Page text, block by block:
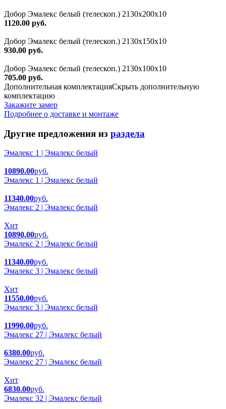
Добор Эмалекс белый (телескоп.) 2130х200х10
1120.00 руб.
Добор Эмалекс белый (телескоп.) 2130х150х10
930.00 руб.
Добор Эмалекс белый (телескоп.) 2130х100х10
705.00 руб.
Дополнительная комплектацияСкрыть дополнительную
комплектацию
Закажите замер
Подробнее о доставке и монтаже
Другие предложения из раздела
Эмалекс 1 | Эмалекс белый
10890.00руб.
Эмалекс 1 | Эмалекс белый
11340.00руб.
Эмалекс 2 | Эмалекс белый
Хит
10890.00руб.
Эмалекс 2 | Эмалекс белый
11340.00руб.
Эмалекс 3 | Эмалекс белый
Хит
11550.00руб.
Эмалекс 3 | Эмалекс белый
11990.00руб.
Эмалекс 27 | Эмалекс белый
6380.00руб.
Эмалекс 27 | Эмалекс белый
Хит
6830.00руб.
Эмалекс 32 | Эмалекс белый